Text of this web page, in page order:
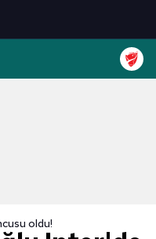
oldu!